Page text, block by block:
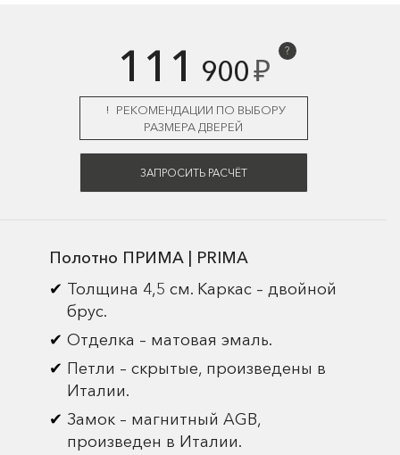
111 900₽
?
РЕКОМЕНДАЦИИ ПО ВЫБОРУ
РАЗМЕРА ДВЕРЕЙ
ЗАПРОСИТЬ РАСЧЁТ
Полотно ПРИМА | PRIMA
Толщина 4,5 см. Каркас – двойной
брус.
Отделка – матовая эмаль.
Петли – скрытые, произведены в
Италии.
Замок – магнитный AGB,
произведен в Италии.